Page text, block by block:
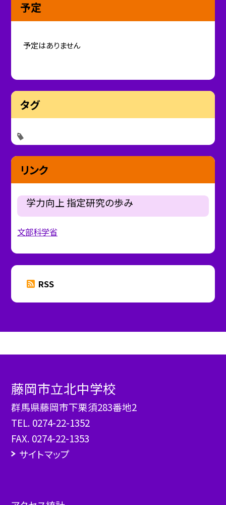
予定
予定はありません
タグ
リンク
学力向上 指定研究の歩み
文部科学省
RSS
藤岡市立北中学校
群馬県藤岡市下栗須283番地2
TEL. 0274-22-1352
FAX. 0274-22-1353
サイトマップ